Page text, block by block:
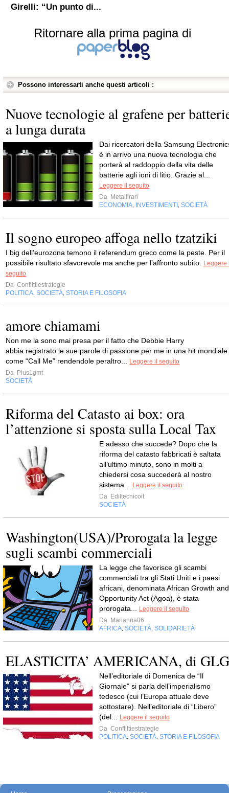
Girelli: “Un punto di...
Ritornare alla prima pagina di
Possono interessarti anche questi articoli :
Nuove tecnologie al grafene per
a lunga durata
Dai ricercatori della Samsung
è in arrivo una nuova tecnologia che
porterà al raddoppio della vita delle
batterie agli ioni di litio. Grazie al...
Leggere il seguito
Da Metallirari
ECONOMIA
INVESTIMENTI SOCIETÀ
Il sogno europeo affoga nello tzatziki
I big dell’eurozona temono il referendum greco come la peste. Per il
possibile risultato sfavorevole ma anche per l’affronto subito.
Leggere
seguito
Da Conflittiestrategie
POLITICA SOCIETÀ STORIA E FILOSOFIA
amore chiamami
Non me la sono mai presa per il fatto che Debbie Harry
abbia registrato le sue parole di passione per me in una hit mondiale
come “Call Me” rendendole peraltro...
Leggere il seguito
Da Plus1gmt
SOCIETÀ
Riforma del Catasto ai box: ora
l’attenzione si sposta sulla Local Tax
E adesso che succede? Dopo che la
riforma del catasto fabbricati è saltata
all’ultimo minuto, sono in molti a
chiedersi cosa succederà al nostro
sistema...
Leggere il seguito
Da Ediltecnicoit
SOCIETÀ
Washington(USA)/Prorogata la legge
sugli scambi commerciali
La legge che favorisce gli scambi
commerciali tra gli Stati Uniti e i paesi
africani, denominata African Growth and
Opportunity Act (Agoa), è stata
prorogata...
Leggere il seguito
Da Marianna06
AFRICA SOCIETÀ SOLIDARIETÀ
ELASTICITA’ AMERICANA, di GLG
Nell’editoriale di Domenica de “Il
Giornale” si parla dell’imperialismo
tedesco (cui l’Europa attuale deve
sottostare). Nell’editoriale di “Libero”
(del...
Leggere il seguito
Da Conflittiestrategie
POLITICA SOCIETÀ STORIA E FILOSOFIA